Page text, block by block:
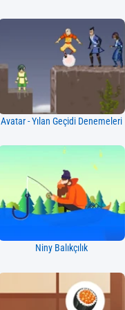
Avatar - Yılan Geçidi Denemeleri
Niny Balıkçılık